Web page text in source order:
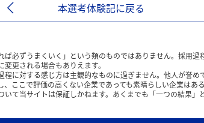
本選考体験記に戻る
ば必ずうまくいく」という類のものではありません。採用
更される場合もありえます。
程に対する感じ方は主観的なものに過ぎません。他人が誉
ここで評価の高くない企業であっても素晴らしい企業はある
て当サイトは保証しかねます。あくまでも「一つの結果」